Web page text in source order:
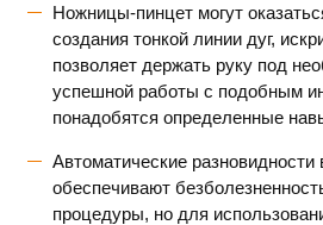
Ножницы-пинцет могут
создания тонкой линии дуг,
позволяет держать руку под
успешной работы с подобным
понадобятся определенные
Автоматические
обеспечивают
процедуры, но для